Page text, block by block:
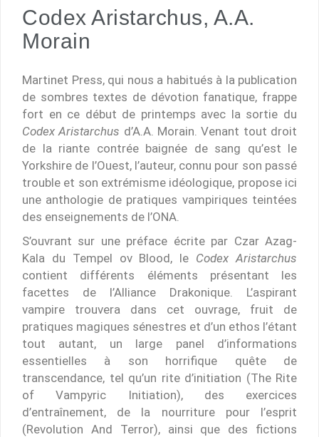
Codex Aristarchus, A.A.
Morain
Martinet Press, qui nous a habitués à la publication
de sombres textes de dévotion fanatique, frappe
fort en ce début de printemps avec la sortie du
Codex Aristarchus d’A.A. Morain. Venant tout droit
de la riante contrée baignée de sang qu’est le
Yorkshire de l’Ouest, l’auteur, connu pour son passé
trouble et son extrémisme idéologique, propose ici
une anthologie de pratiques vampiriques teintées
des enseignements de l’ONA.
S’ouvrant sur une préface écrite par Czar Azag-
Kala du Tempel ov Blood, le Codex Aristarchus
contient différents éléments présentant les
facettes de l’Alliance Drakonique. L’aspirant
vampire trouvera dans cet ouvrage, fruit de
pratiques magiques sénestres et d’un ethos l’étant
tout autant, un large panel d’informations
essentielles à son horrifique quête de
transcendance, tel qu’un rite d’initiation (The Rite
of Vampyric Initiation), des exercices
d’entraînement, de la nourriture pour l’esprit
(Revolution And Terror), ainsi que des fictions